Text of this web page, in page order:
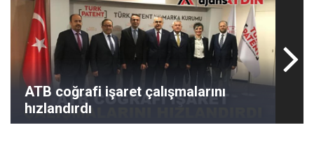
ATB coğrafi işaret çalışmalarını
hızlandırdı